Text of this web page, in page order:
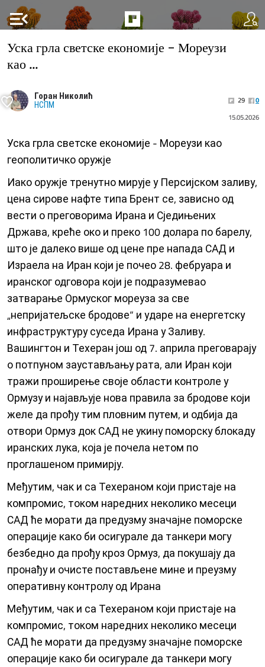
menu_open
Уска грла светске економије - Мореузи
као ...
Горан Николић
НСПМ 29
0
15.05.2026
Уска грла светске економије - Мореузи као
геополитичко оружје
Иако оружје тренутно мирује у Персијском заливу,
цена сирове нафте типа Брент се, зависно од
вести о преговорима Ирана и Сједињених
Држава, креће око и преко 100 долара по барелу,
што је далеко више од цене пре напада САД и
Израела на Иран који је почео 28. фебруара и
иранског одговора који је подразумевао
затварање Ормуског мореуза за све
„непријатељске бродове“ и ударе на енергетску
инфраструктуру суседа Ирана у Заливу.
Вашингтон и Техеран још од 7. априла преговарају
о потпуном заустављању рата, али Иран који
тражи проширење своје области контроле у
Ормузу и најављује нова правила за бродове који
желе да прођу тим пловним путем, и одбија да
отвори Ормуз док САД не укину поморску блокаду
иранских лука, која је почела нетом по
проглашеном примирју.
Међутим, чак и са Техераном који пристаје на
компромис, током наредних неколико месеци
САД ће морати да предузму значајне поморске
операције како би осигурале да танкери могу
безбедно да прођу кроз Ормуз, да покушају да
пронађу и очисте постављене мине и преузму
оперативну контролу од Ирана
Међутим, чак и са Техераном који пристаје на
компромис, током наредних неколико месеци
САД ће морати да предузму значајне поморске
операције како би осигурале да танкери могу